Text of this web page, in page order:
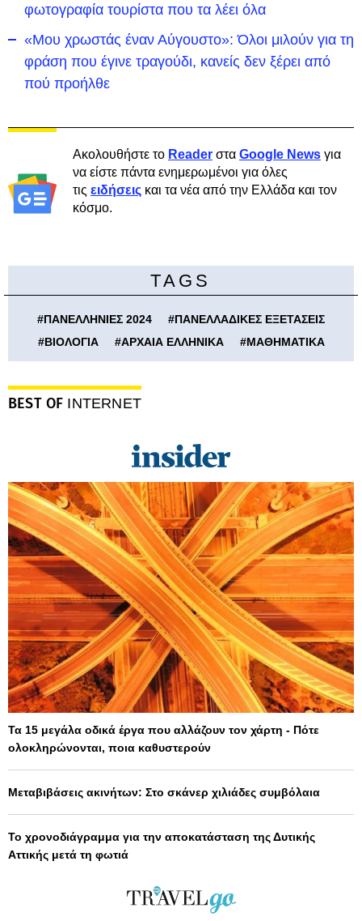
φωτογραφία τουρίστα που τα λέει όλα
«Μου χρωστάς έναν Αύγουστο»: Όλοι μιλούν για τη
φράση που έγινε τραγούδι, κανείς δεν ξέρει από
πού προήλθε
Ακολουθήστε το Reader στα Google News για
να είστε πάντα ενημερωμένοι για όλες
τις ειδήσεις και τα νέα από την Ελλάδα και τον
κόσμο.
TAGS
#ΠΑΝΕΛΛΗΝΙΕΣ 2024 #ΠΑΝΕΛΛΑΔΙΚΕΣ ΕΞΕΤΑΣΕΙΣ
#ΒΙΟΛΟΓΙΑ #ΑΡΧΑΙΑ ΕΛΛΗΝΙΚΑ #ΜΑΘΗΜΑΤΙΚΑ
BEST OF INTERNET
Τα 15 μεγάλα οδικά έργα που αλλάζουν τον χάρτη - Πότε
ολοκληρώνονται, ποια καθυστερούν
Μεταβιβάσεις ακινήτων: Στο σκάνερ χιλιάδες συμβόλαια
Το χρονοδιάγραμμα για την αποκατάσταση της Δυτικής
Αττικής μετά τη φωτιά